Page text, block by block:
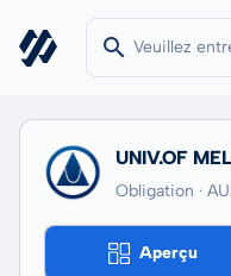
UNIV.OF
Obligation ·
Aperçu